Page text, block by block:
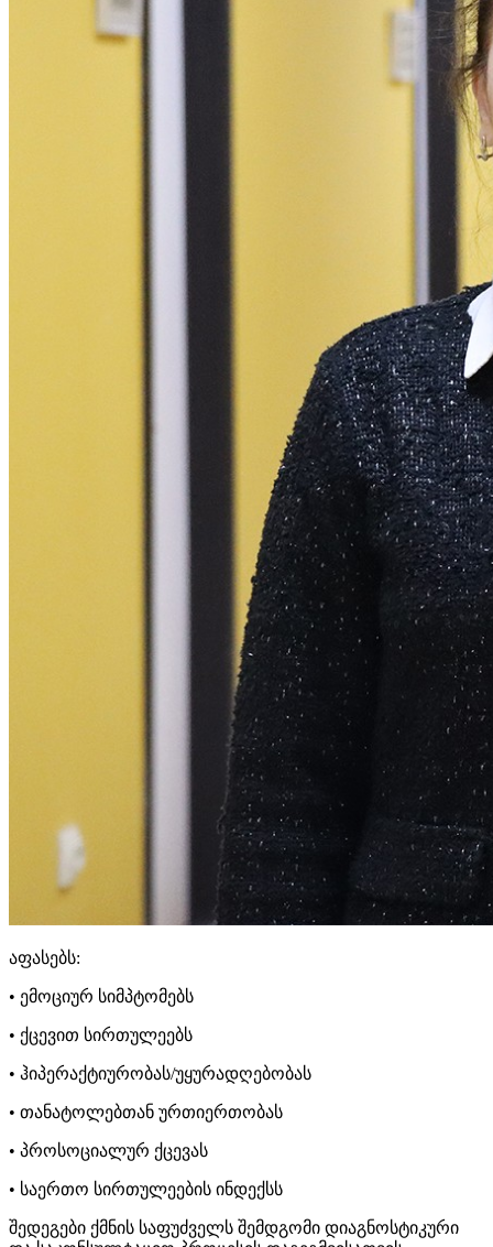
აფასებს:
• ემოციურ სიმპტომებს
• ქცევით სირთულეებს
• ჰიპერაქტიურობას/უყურადღებობას
• თანატოლებთან ურთიერთობას
• პროსოციალურ ქცევას
• საერთო სირთულეების ინდექსს
შედეგები ქმნის საფუძველს შემდგომი დიაგნოსტიკური